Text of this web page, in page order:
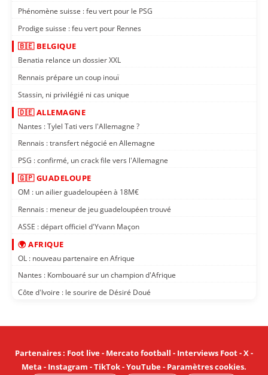
Phénomène suisse : feu vert pour le PSG
Prodige suisse : feu vert pour Rennes
🇧🇪 BELGIQUE
Benatia relance un dossier XXL
Rennais prépare un coup inouï
Stassin, ni privilégié ni cas unique
🇩🇪 ALLEMAGNE
Nantes : Tylel Tati vers l'Allemagne ?
Rennais : transfert négocié en Allemagne
PSG : confirmé, un crack file vers l'Allemagne
🇬🇵 GUADELOUPE
OM : un ailier guadeloupéen à 18M€
Rennais : meneur de jeu guadeloupéen trouvé
ASSE : départ officiel d'Yvann Maçon
🌍 AFRIQUE
OL : nouveau partenaire en Afrique
Nantes : Kombouaré sur un champion d'Afrique
Côte d'Ivoire : le sourire de Désiré Doué
Partenaires: Foot live- Mercato football - Interviews Foot-X-
Meta - Instagram -TikTok-YouTube- Paramètres cookies.